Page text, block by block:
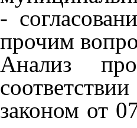
-
прочим
Анализ
законом от